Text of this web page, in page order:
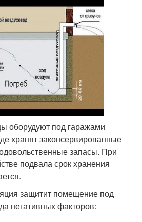
оборудуют под гаражами
хранят законсервированные
запасы. При
подвала срок хранения
защитит помещение под
негативных факторов: